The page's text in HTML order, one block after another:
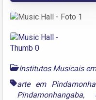
Institutos Musicais
arte em
Pindamonhangaba,